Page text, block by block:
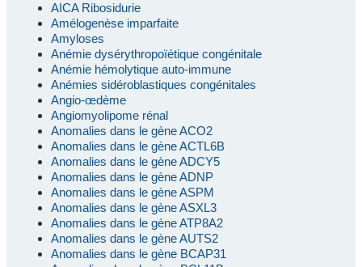
AICA Ribosidurie
Amélogenèse imparfaite
Amyloses
Anémie dysérythropoïétique congénitale
Anémie hémolytique auto-immune
Anémies sidéroblastiques congénitales
Angio-œdème
Angiomyolipome rénal
Anomalies dans le gène ACO2
Anomalies dans le gène ACTL6B
Anomalies dans le gène ADCY5
Anomalies dans le gène ADNP
Anomalies dans le gène ASPM
Anomalies dans le gène ASXL3
Anomalies dans le gène ATP8A2
Anomalies dans le gène AUTS2
Anomalies dans le gène BCAP31